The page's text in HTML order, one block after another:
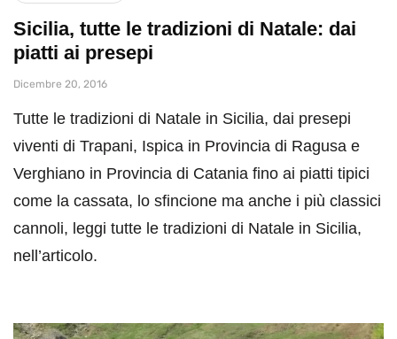
Sicilia, tutte le tradizioni di Natale: dai
piatti ai presepi
Dicembre 20, 2016
Tutte le tradizioni di Natale in Sicilia, dai presepi
viventi di Trapani, Ispica in Provincia di Ragusa e
Verghiano in Provincia di Catania fino ai piatti tipici
come la cassata, lo sfincione ma anche i più classici
cannoli, leggi tutte le tradizioni di Natale in Sicilia,
nell’articolo.